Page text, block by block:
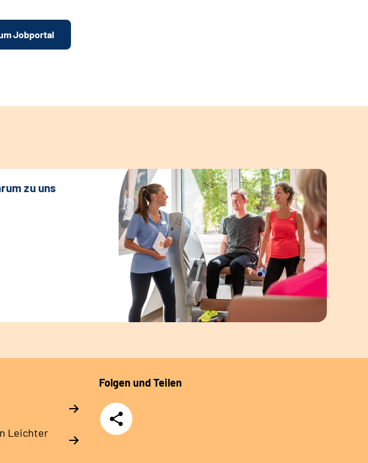
Jobportal
zu uns
Leichter
Folgen und Teilen
Teilen